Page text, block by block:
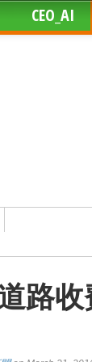
CEO_AI
路